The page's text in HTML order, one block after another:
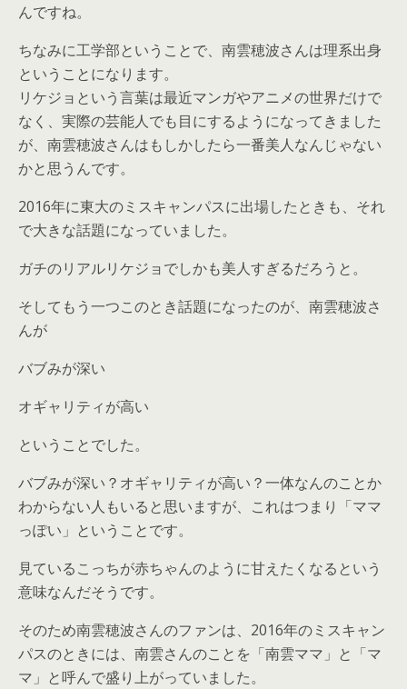
んですね。
ちなみに工学部ということで、南雲穂波さんは理系出身
ということになります。
リケジョという言葉は最近マンガやアニメの世界だけで
なく、実際の芸能人でも目にするようになってきました
が、南雲穂波さんはもしかしたら一番美人なんじゃない
かと思うんです。
2016年に東大のミスキャンパスに出場したときも、それ
で大きな話題になっていました。
ガチのリアルリケジョでしかも美人すぎるだろうと。
そしてもう一つこのとき話題になったのが、南雲穂波さ
んが
バブみが深い
オギャリティが高い
ということでした。
バブみが深い？オギャリティが高い？一体なんのことか
わからない人もいると思いますが、これはつまり「ママ
っぽい」ということです。
見ているこっちが赤ちゃんのように甘えたくなるという
意味なんだそうです。
そのため南雲穂波さんのファンは、2016年のミスキャン
パスのときには、南雲さんのことを「南雲ママ」と「マ
マ」と呼んで盛り上がっていました。